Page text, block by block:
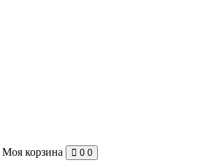
Моя корзина 0 0